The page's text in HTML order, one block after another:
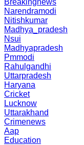
Breakingnews
Narendramodi
Nitishkumar
Madhya_pradesh
Nsui
Madhyapradesh
Pmmodi
Rahulgandhi
Uttarpradesh
Haryana
Cricket
Lucknow
Uttarakhand
Crimenews
Aap
Education